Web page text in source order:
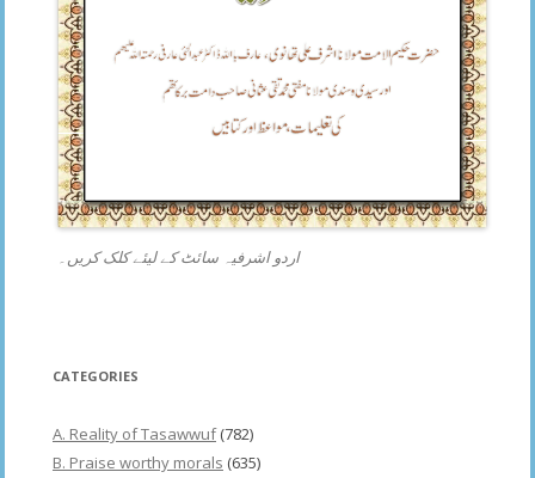
اردو اشرفیہ سائٹ کے لیئے کلک کریں۔
CATEGORIES
A. Reality of Tasawwuf(782)
B. Praise worthy morals (635)